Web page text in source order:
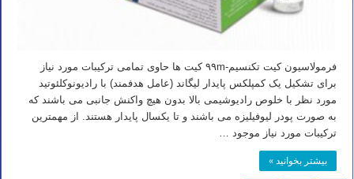
فرمولاسیون کیت تکنسیم-۹۹m کیت ها حاوی تمامی ترکیبات مورد نیاز
برای تشکیل یک کمپلکس پایدار لیگاند (عامل هدفمند) با رادیونوکلئوتید
مورد نظر با خلوص رادیوشیمی بالا بدون هیچ واکنش جانبی می باشند که
به صورت پودر لیوفیلیزه می باشند و تا یکسال پایدار هستند. از مهمترین
ترکیبات مورد نیاز موجود …
بیشتر بخوانید »